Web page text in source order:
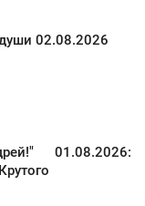
02.08.2026
01.08.2026: